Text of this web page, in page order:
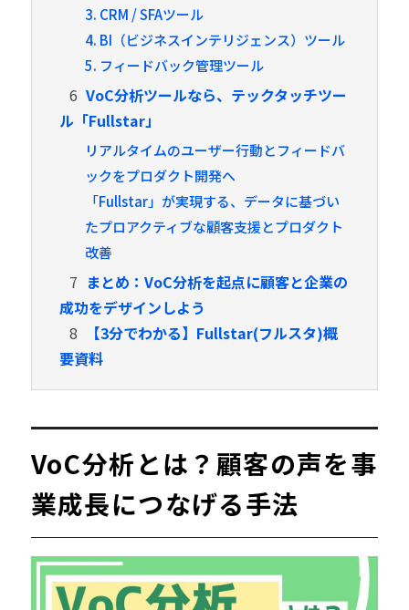
3. CRM / SFAツール
4. BI（ビジネスインテリジェンス）ツール
5. フィードバック管理ツール
6 VoC分析ツールなら、テックタッチツー
ル「Fullstar」
リアルタイムのユーザー行動とフィードバ
ックをプロダクト開発へ
「Fullstar」が実現する、データに基づい
たプロアクティブな顧客支援とプロダクト
改善
7 まとめ：VoC分析を起点に顧客と企業の
成功をデザインしよう
8
【3分でわかる】Fullstar(フルスタ)概
要資料
VoC分析とは？顧客の声を事
業成長につなげる手法